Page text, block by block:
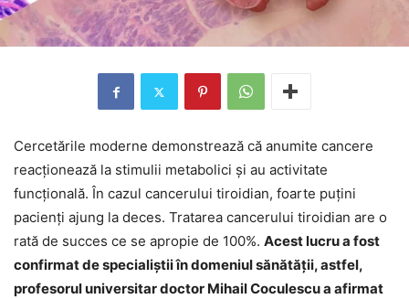
Cercetările moderne demonstrează că anumite cancere
reacționează la stimulii metabolici și au activitate
funcțională. În cazul cancerului tiroidian, foarte puțini
pacienți ajung la deces. Tratarea cancerului tiroidian are o
rată de succes ce se apropie de 100%. Acest lucru a fost
confirmat de specialiștii în domeniul sănătății, astfel,
profesorul universitar doctor Mihail Coculescu a afirmat